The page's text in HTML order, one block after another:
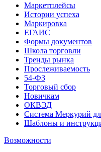
Маркетплейсы
Истории успеха
Маркировка
ЕГАИС
Формы документов
Школа торговли
Тренды рынка
Прослеживаемость
54-ФЗ
Торговый сбор
Новичкам
ОКВЭД
Система Меркурий
Шаблоны и
Возможности